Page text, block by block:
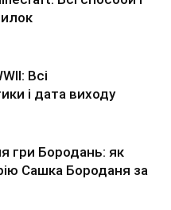
Всі
і дата виходу
гри Бородань: як
Сашка Бороданя за